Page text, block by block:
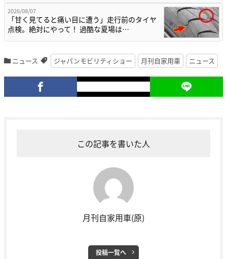
2026/08/07
「甘く見てると痛い目に遭う」走行前のタイヤ
点検。絶対にやって！ 過酷な夏場は…
ニュース ジャパンモビリティショー 月刊自家用車 ニュース
この記事を書いた人
月刊自家用車(原)
投稿一覧へ